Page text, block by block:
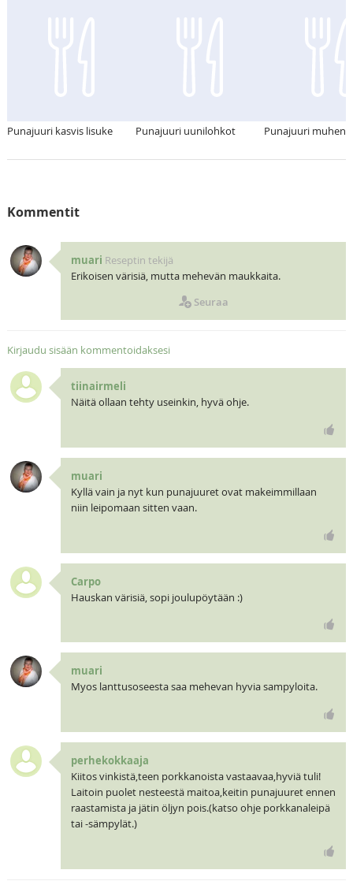
Punajuuri kasvis lisuke Punajuuri uunilohkot Punajuuri
Kommentit
muari Reseptin tekijä
Erikoisen värisiä, mutta mehevän maukkaita.
Seuraa
Kirjaudu sisään kommentoidaksesi
tiinairmeli
Näitä ollaan tehty useinkin, hyvä ohje.
muari
Kyllä vain ja nyt kun punajuuret ovat makeimmillaan
niin leipomaan sitten vaan.
Carpo
Hauskan värisiä, sopi joulupöytään :)
muari
Myos lanttusoseesta saa mehevan hyvia sampyloita.
perhekokkaaja
Kiitos vinkistä,teen porkkanoista vastaavaa,hyviä tuli!
Laitoin puolet nesteestä maitoa,keitin punajuuret ennen
raastamista ja jätin öljyn pois.(katso ohje porkkanaleipä
tai -sämpylät.)